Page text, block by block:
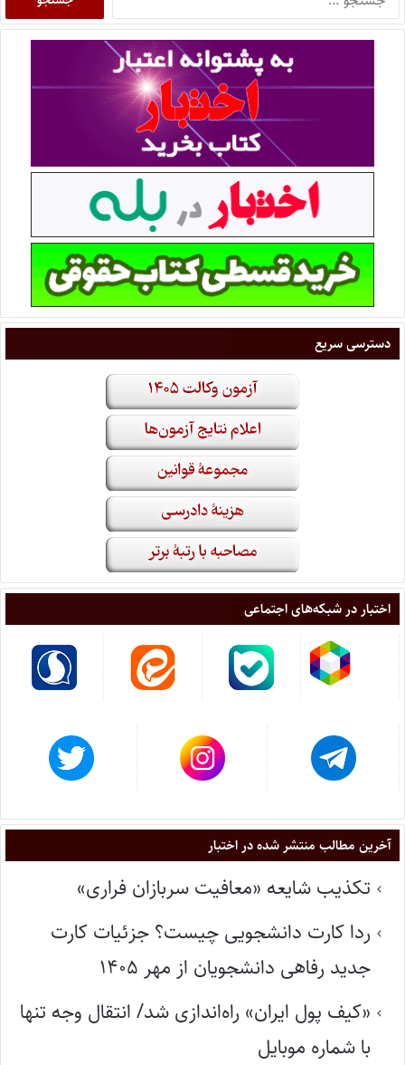
دسترسی سریع
اختبار در شبکه‌های اجتماعی
آخرین مطالب منتشر شده در اختبار
تکذیب شایعه «معافیت سربازان فراری»
ردا کارت دانشجویی چیست؟ جزئیات کارت
جدید رفاهی دانشجویان از مهر ۱۴۰۵
«کیف پول ایران» راه‌اندازی شد/ انتقال وجه تنها
با شماره موبایل